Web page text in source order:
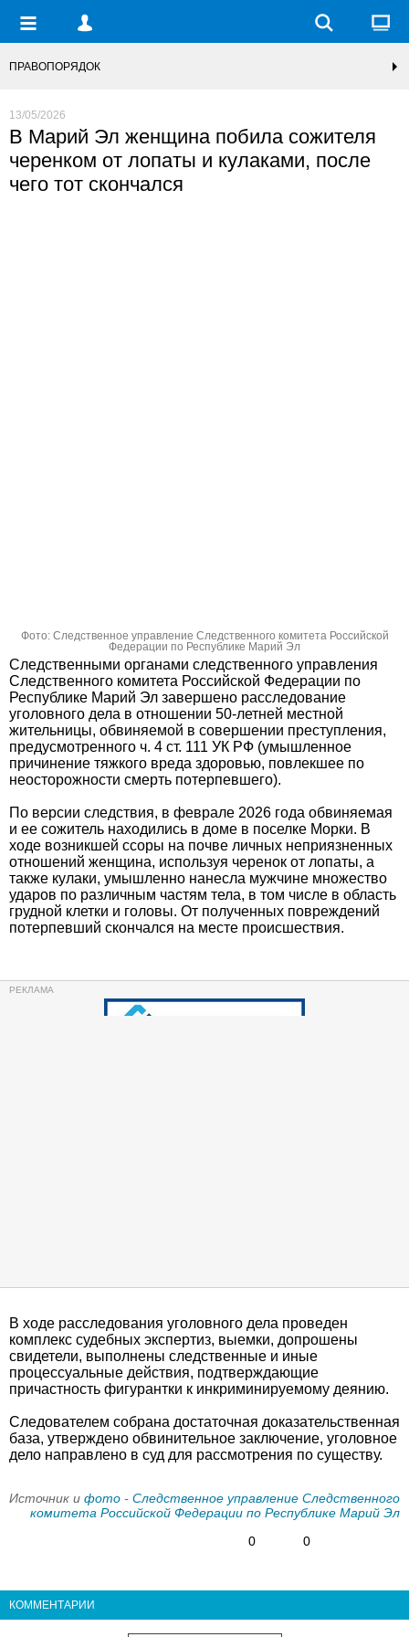
ПРАВОПОРЯДОК
13/05/2026
В Марий Эл женщина побила сожителя
черенком от лопаты и кулаками, после
чего тот скончался
Фото: Следственное управление Следственного комитета Российской
Федерации по Республике Марий Эл
Следственными органами следственного управления
Следственного комитета Российской Федерации по
Республике Марий Эл завершено расследование
уголовного дела в отношении 50-летней местной
жительницы, обвиняемой в совершении преступления,
предусмотренного ч. 4 ст. 111 УК РФ (умышленное
причинение тяжкого вреда здоровью, повлекшее по
неосторожности смерть потерпевшего).
По версии следствия, в феврале 2026 года обвиняемая
и ее сожитель находились в доме в поселке Морки. В
ходе возникшей ссоры на почве личных неприязненных
отношений женщина, используя черенок от лопаты, а
также кулаки, умышленно нанесла мужчине множество
ударов по различным частям тела, в том числе в область
грудной клетки и головы. От полученных повреждений
потерпевший скончался на месте происшествия.
В ходе расследования уголовного дела проведен
комплекс судебных экспертиз, выемки, допрошены
свидетели, выполнены следственные и иные
процессуальные действия, подтверждающие
причастность фигурантки к инкриминируемому деянию.
Следователем собрана достаточная доказательственная
база, утверждено обвинительное заключение, уголовное
дело направлено в суд для рассмотрения по существу.
Источник и фото - Следственное управление Следственного
комитета Российской Федерации по Республике Марий Эл
0
0
КОММЕНТАРИИ